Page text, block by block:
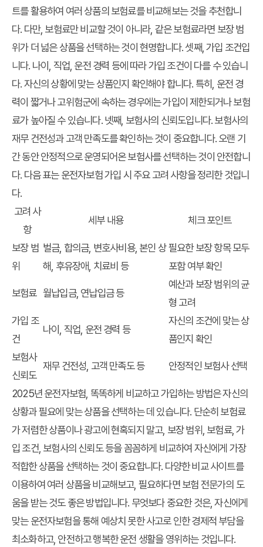
트를 활용하여 여러 상품의 보험료를 비교해보는 것을 추천합니
다. 다만, 보험료만 비교할 것이 아니라, 같은 보험료라면 보장 범
위가 더 넓은 상품을 선택하는 것이 현명합니다. 셋째, 가입 조건입
니다. 나이, 직업, 운전 경력 등에 따라 가입 조건이 다를 수 있습니
다. 자신의 상황에 맞는 상품인지 확인해야 합니다. 특히, 운전 경
력이 짧거나 고위험군에 속하는 경우에는 가입이 제한되거나 보험
료가 높아질 수 있습니다. 넷째, 보험사의 신뢰도입니다. 보험사의
재무 건전성과 고객 만족도를 확인하는 것이 중요합니다. 오랜 기
간 동안 안정적으로 운영되어온 보험사를 선택하는 것이 안전합니
다. 다음 표는 운전자보험 가입 시 주요 고려 사항을 정리한 것입니
다.
고려 사
항
세부 내용 체크 포인트
보장 범
위
벌금, 합의금, 변호사비용, 본인 상
해, 후유장애, 치료비 등
필요한 보장 항목 모두
포함 여부 확인
보험료 월납입금, 연납입금 등
예산과 보장 범위의 균
형 고려
가입 조
건
나이, 직업, 운전 경력 등
자신의 조건에 맞는 상
품인지 확인
보험사
신뢰도
재무 건전성, 고객 만족도 등 안정적인 보험사 선택
2025년 운전자보험, 똑똑하게 비교하고 가입하는 방법은 자신의
상황과 필요에 맞는 상품을 선택하는 데 있습니다. 단순히 보험료
가 저렴한 상품이나 광고에 현혹되지 말고, 보장 범위, 보험료, 가
입 조건, 보험사의 신뢰도 등을 꼼꼼하게 비교하여 자신에게 가장
적합한 상품을 선택하는 것이 중요합니다. 다양한 비교 사이트를
이용하여 여러 상품을 비교해보고, 필요하다면 보험 전문가의 도
움을 받는 것도 좋은 방법입니다. 무엇보다 중요한 것은, 자신에게
맞는 운전자보험을 통해 예상치 못한 사고로 인한 경제적 부담을
최소화하고, 안전하고 행복한 운전 생활을 영위하는 것입니다.